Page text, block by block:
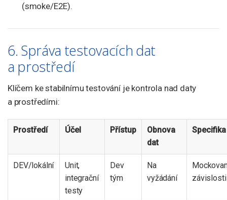
(smoke/E2E).
6. Správa testovacích dat
a prostředí
Klíčem ke stabilnímu testování je kontrola nad daty
a prostředími:
Prostředí Účel Přístup
Obnova
dat
Specifika
DEV/lokální
Unit,
integrační
testy
Dev
tým
Na
vyžádání
závislosti